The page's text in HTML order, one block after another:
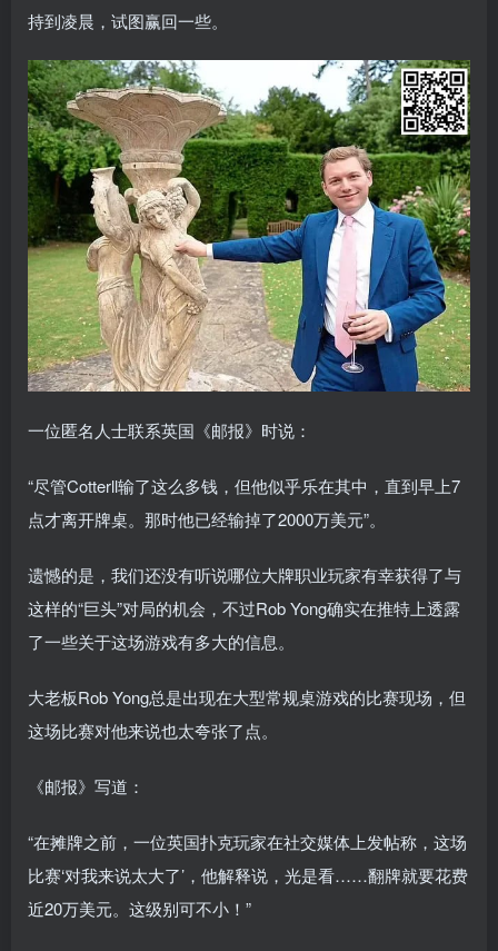
持到凌晨，试图赢回一些。
一位匿名人士联系英国《邮报》时说：
“尽管Cotterll输了这么多钱，但他似乎乐在其中，直到早上7
点才离开牌桌。那时他已经输掉了2000万美元”。
遗憾的是，我们还没有听说哪位大牌职业玩家有幸获得了与
这样的“巨头”对局的机会，不过Rob Yong确实在推特上透露
了一些关于这场游戏有多大的信息。
大老板Rob Yong总是出现在大型常规桌游戏的比赛现场，但
这场比赛对他来说也太夸张了点。
《邮报》写道：
“在摊牌之前，一位英国扑克玩家在社交媒体上发帖称，这场
比赛‘对我来说太大了’，他解释说，光是看……翻牌就要花费
近20万美元。这级别可不小！”